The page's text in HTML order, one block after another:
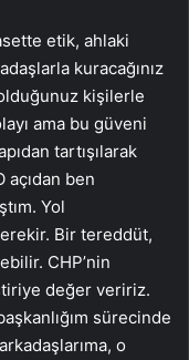
etik, ahlaki
kuracağınız
kişilerle
ama bu güveni
tartışılarak
ben
Yol
Bir tereddüt,
CHP’nin
değer veririz.
sürecinde
o